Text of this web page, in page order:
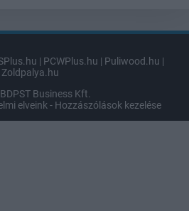
| PCWPlus.hu | Puliwood.hu |
Zoldpalya.hu
BDPST Business Kft.
elveink - Hozzászólások kezelése